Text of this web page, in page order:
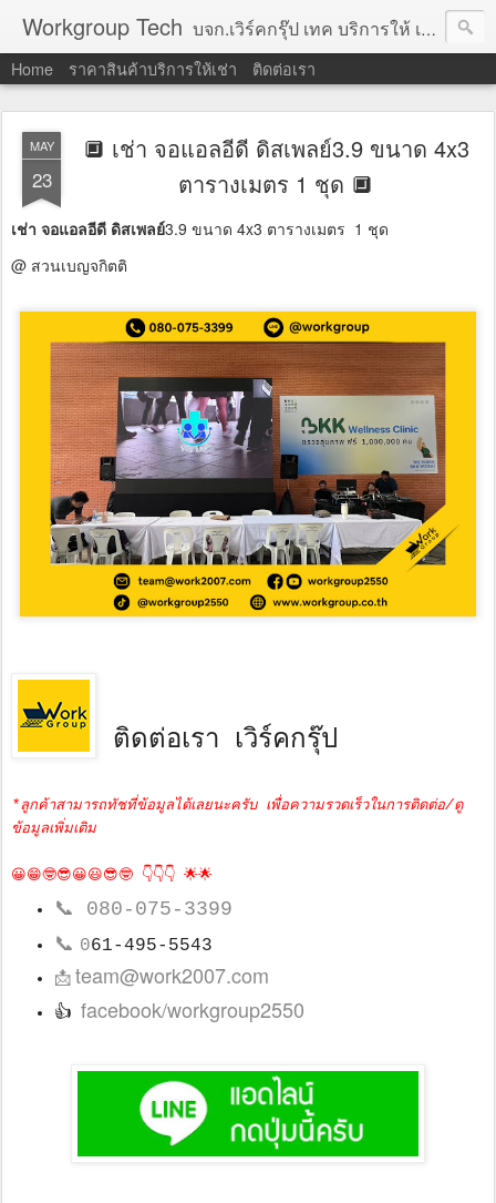
Workgroup Tech บจก.เวิร์คกรุ๊ป เทค บริการให้ เช่าคอมพิวเตอร์ โน้ตบุ๊ค โปรเจคเตอร์ ทีวีจอแบน จอทัชสกรีน ตู้คีออส วีดีโอวอล และอุปกรณ์อื่น ๆ บริการให้เช่าเป็น รายวัน
Home ราคาสินค้าบริการให้เช่า ติดต่อเรา
MAY
23
🔲 เช่า จอแอลอีดี ดิสเพลย์3.9 ขนาด 4x3
ตารางเมตร 1 ชุด 🔲
เช่า จอแอลอีดี ดิสเพลย์3.9 ขนาด 4x3 ตารางเมตร 1 ชุด
@ สวนเบญจกิตติ
ติดต่อเรา เวิร์คกรุ๊ป
*ลูกค้าสามารถทัชที่ข้อมูลได้เลยนะครับ เพื่อความรวดเร็วในการติดต่อ/ดู
ข้อมูลเพิ่มเติม
😀😁🤓😎😀😃😎🤓 👇👇👇 🌟🌟
📞 080-075-3399
📞 061-495-5543
📩team@work2007.com
👍 facebook/workgroup2550